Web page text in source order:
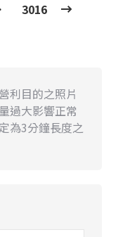
3016
利目的之照片
過大影響正常
為3分鐘長度之